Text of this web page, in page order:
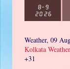
Weather, 09
Kolkata Weather
+31